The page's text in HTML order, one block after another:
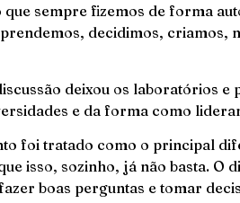
sempre fizemos de forma
decidimos, criamos,
deixou os laboratórios e
e da forma como
foi tratado como o principal
isso, sozinho, já não basta. O
boas perguntas e tomar